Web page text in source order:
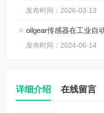
发布时间：2026-03-13
oilgear传感器在工业自
发布时间：2024-06-14
详细介绍 在线留言